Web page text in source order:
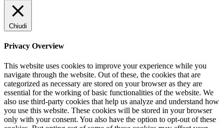
Chiudi
Privacy Overview
This website uses cookies to improve your experience while you
navigate through the website. Out of these, the cookies that are
categorized as necessary are stored on your browser as they are
essential for the working of basic functionalities of the website. We
also use third-party cookies that help us analyze and understand how
you use this website. These cookies will be stored in your browser
only with your consent. You also have the option to opt-out of these